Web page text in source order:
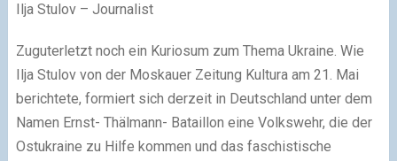
Ilja Stulov – Journalist
Zuguterletzt noch ein Kuriosum zum Thema Ukraine. Wie
Ilja Stulov von der Moskauer Zeitung Kultura am 21. Mai
berichtete, formiert sich derzeit in Deutschland unter dem
Namen Ernst- Thälmann- Bataillon eine Volkswehr, die der
Ostukraine zu Hilfe kommen und das faschistische